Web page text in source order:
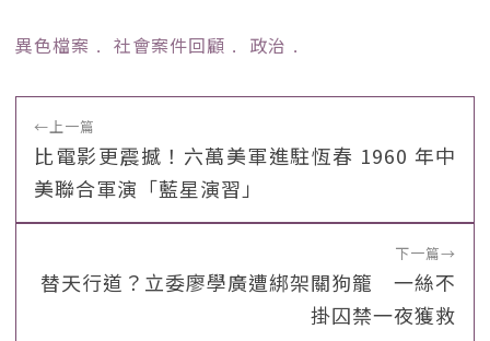
異色檔案 ﹒ 社會案件回顧 ﹒ 政治 ﹒
←上一篇
比電影更震撼！六萬美軍進駐恆春 1960 年中
美聯合軍演「藍星演習」
下一篇→
替天行道？立委廖學廣遭綁架關狗籠 一絲不
掛囚禁一夜獲救